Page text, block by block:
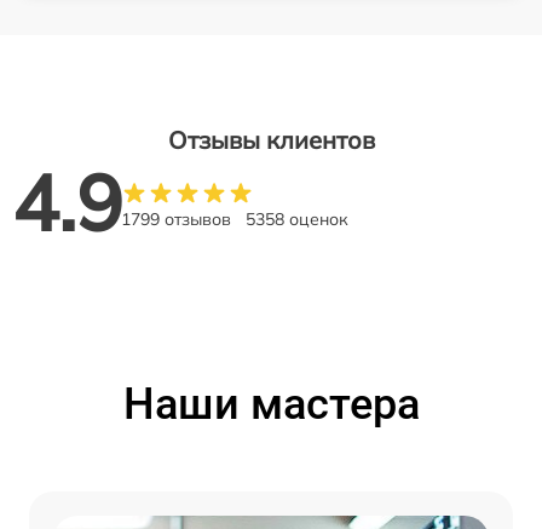
Отзывы клиентов
4.91799 отзывов 5358 оценок
Наши мастера